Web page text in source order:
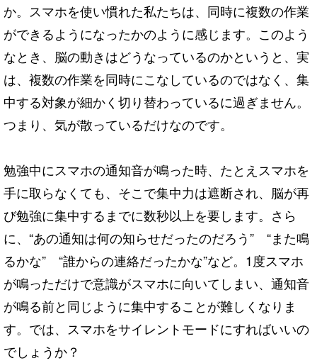
か。スマホを使い慣れた私たちは、同時に複数の作業
ができるようになったかのように感じます。このよう
なとき、脳の動きはどうなっているのかというと、実
は、複数の作業を同時にこなしているのではなく、集
中する対象が細かく切り替わっているに過ぎません。
つまり、気が散っているだけなのです。
勉強中にスマホの通知音が鳴った時、たとえスマホを
手に取らなくても、そこで集中力は遮断され、脳が再
び勉強に集中するまでに数秒以上を要します。さら
に、“あの通知は何の知らせだったのだろう” “また鳴
るかな” “誰からの連絡だったかな”など。1度スマホ
が鳴っただけで意識がスマホに向いてしまい、通知音
が鳴る前と同じように集中することが難しくなりま
す。では、スマホをサイレントモードにすればいいの
でしょうか？